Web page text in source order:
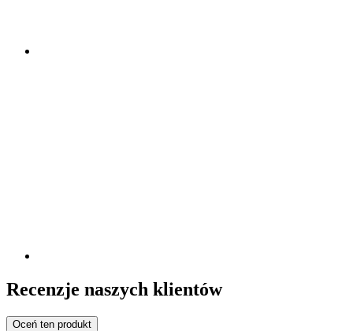
Recenzje naszych klientów
Oceń ten produkt